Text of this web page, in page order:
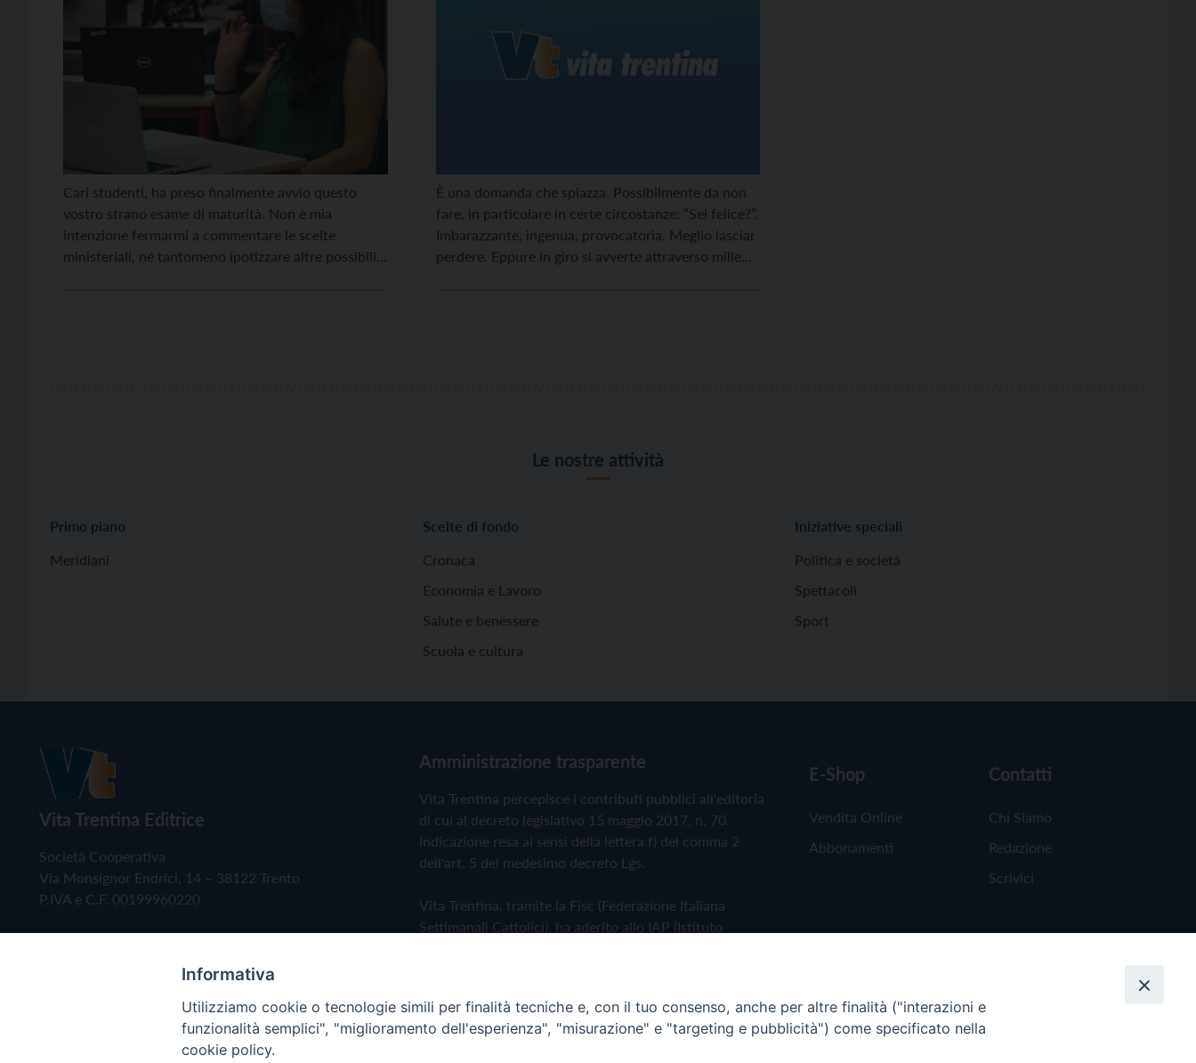
Cari studenti, ha preso finalmente avvio questo
vostro strano esame di maturità. Non è mia
intenzione fermarmi a commentare le scelte
ministeriali, né tantomeno ipotizzare altre possibili
È una domanda che spiazza. Possibilmente da non
fare, in particolare in certe circostanze: “Sei felice?”.
Imbarazzante, ingenua, provocatoria. Meglio lasciar
perdere. Eppure in giro si avverte attraverso mille
Le nostre attività
Primo piano
Meridiani
Scelte di fondo
Cronaca
Economia e Lavoro
Salute e benessere
Scuola e cultura
Iniziative speciali
Politica e società
Spettacoli
Sport
Vita Trentina Editrice
Società Cooperativa
Via Monsignor Endrici, 14 – 38122 Trento
P.IVA e C.F. 00199960220
Amministrazione trasparente
Vita Trentina percepisce i contributi pubblici all'editoria
di cui al decreto legislativo 15 maggio 2017, n. 70.
Indicazione resa ai sensi della lettera f) del comma 2
dell'art. 5 del medesimo decreto Lgs.
Vita Trentina, tramite la Fisc (Federazione Italiana
Settimanali Cattolici), ha aderito allo IAP (Istituto
Privacy Policy Cookie Policy
E-Shop
Vendita Online
Abbonamenti
Contatti
Chi Siamo
Redazione
Scrivici
Informativa
Utilizziamo cookie o tecnologie simili per finalità tecniche e, con il tuo consenso, anche per altre finalità ("interazioni e
funzionalità semplici", "miglioramento dell'esperienza", "misurazione" e "targeting e pubblicità") come specificato nella
cookie policy.